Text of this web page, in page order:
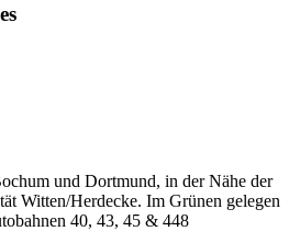
und Dortmund, in der Nähe der
Witten/Herdecke. Im Grünen gelegen
40, 43, 45 & 448